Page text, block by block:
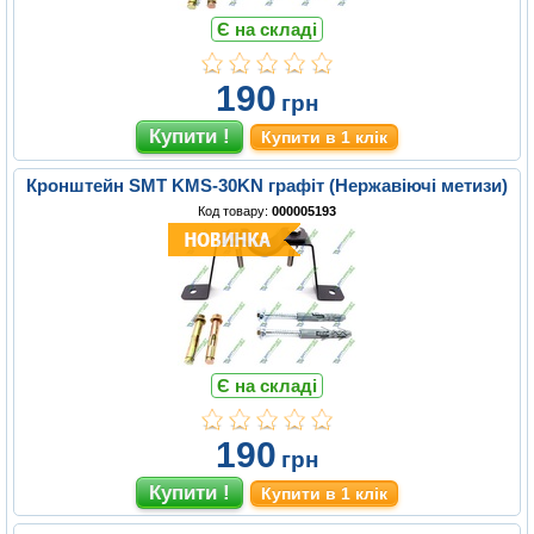
Є на складі
190 грн
Купити в 1 клік
Кронштейн SMT KMS-30KN графіт (Нержавіючі метизи)
Код товару: 000005193
Є на складі
190 грн
Купити в 1 клік